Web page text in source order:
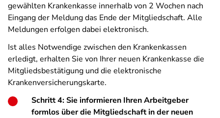
gewählten Krankenkasse innerhalb von 2 Wochen nach
Eingang der Meldung das Ende der Mitgliedschaft. Alle
Meldungen erfolgen dabei elektronisch.
Ist alles Notwendige zwischen den Krankenkassen
erledigt, erhalten Sie von Ihrer neuen Krankenkasse die
Mitgliedsbestätigung und die elektronische
Krankenversicherungskarte.
Schritt 4: Sie informieren Ihren Arbeitgeber
formlos über die Mitgliedschaft in der neuen